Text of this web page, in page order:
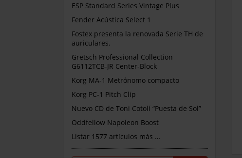
ESP Standard Series Vintage Plus
Fender Acústica Select 1
Fostex presenta la renovada Serie TH de
auriculares.
Gretsch Professional Collection
G6112TCB-JR Center-Block
Korg MA-1 Metrónomo compacto
Korg PC-1 Pitch Clip
Nuevo CD de Toni Cotolí “Puesta de Sol”
Oddfellow Napoleon Boost
Listar 1577 artículos más …